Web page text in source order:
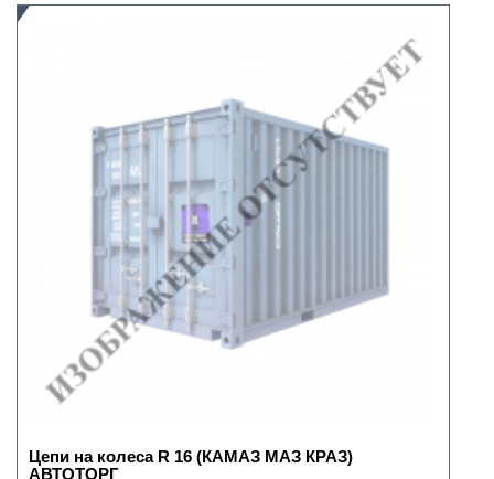
Цепи на колеса R 16 (КАМАЗ МАЗ КРАЗ)
АВТОТОРГ